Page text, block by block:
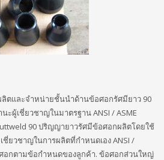
ลิตและจำหน่ายชั้นนำด้านข้อศอกรัศมียาว 90
นะผู้เชี่ยวชาญในมาตรฐาน ANSI / ASME
90 ปริญญายาวรัศมีข้อศอกผลิตโดยใช้
ชี่ยวชาญในการผลิตที่กำหนดเอง ANSI /
ศอกตามข้อกำหนดของลูกค้า. ข้อศอกส่วนใหญ่